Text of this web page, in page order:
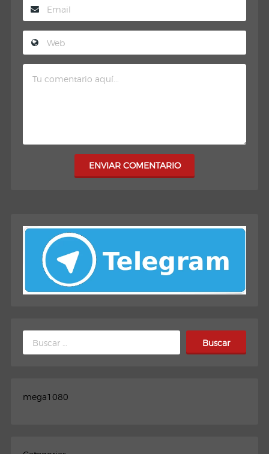
ENVIAR COMENTARIO
mega1080